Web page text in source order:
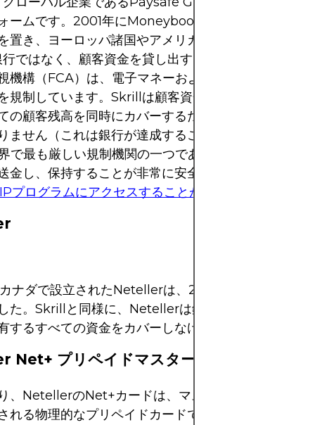
ームです。2001年にMoneybookersとして設立され
置き、ヨーロッパ諸国やアメリカにオフィスがあり
ではなく、顧客資金を貸し出すことはありません。
機構（FCA）は、電子マネーおよび支払い手段に関
規制しています。Skrillは顧客資金を会社の資金と分
の顧客残高を同時にカバーするための十分な流動性
ません（これは銀行が達成することはできません）
で最も厳しい規制機関の一つであり、Skrillアカウン
金し、保持することが非常に安全です。
プログラムにアクセスすることができます
ナダで設立されたNetellerは、2004年に英国統治の
た。Skrillと同様に、Netellerは銀行ではなく、顧客
するすべての資金をカバーしなければなりません。
Net+ プリペイドマスターカード
、NetellerのNet+カードは、マスターカードプラッ
れる物理的なプリペイドカードです。これらのカー